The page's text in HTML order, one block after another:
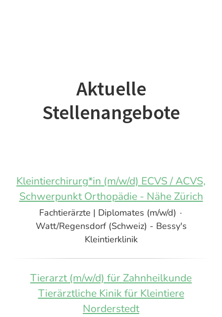
Aktuelle
Stellenangebote
Kleintierchirurg*in (m/w/d) ECVS / ACVS,
Schwerpunkt Orthopädie - Nähe Zürich
Fachtierärzte | Diplomates (m/w/d) ·
Watt/Regensdorf (Schweiz) - Bessy's
Kleintierklinik
Tierarzt (m/w/d) für Zahnheilkunde
Tierärztliche Kinik für Kleintiere
Norderstedt